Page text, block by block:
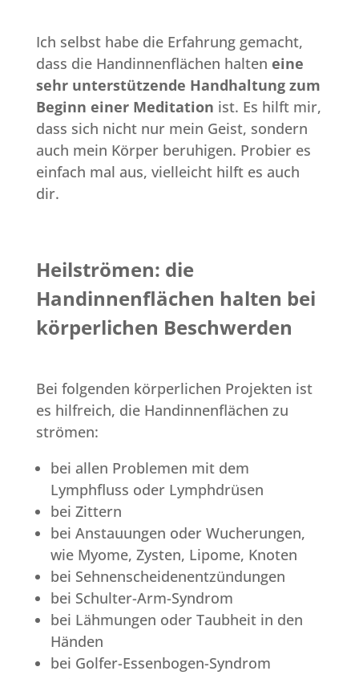
Ich selbst habe die Erfahrung gemacht,
dass die Handinnenflächen halten eine
sehr unterstützende Handhaltung zum
Beginn einer Meditation ist. Es hilft mir,
dass sich nicht nur mein Geist, sondern
auch mein Körper beruhigen. Probier es
einfach mal aus, vielleicht hilft es auch
dir.
Heilströmen: die
Handinnenflächen halten bei
körperlichen Beschwerden
Bei folgenden körperlichen Projekten ist
es hilfreich, die Handinnenflächen zu
strömen:
bei allen Problemen mit dem
Lymphfluss oder Lymphdrüsen
bei Zittern
bei Anstauungen oder Wucherungen,
wie Myome, Zysten, Lipome, Knoten
bei Sehnenscheidenentzündungen
bei Schulter-Arm-Syndrom
bei Lähmungen oder Taubheit in den
Händen
bei Golfer-Essenbogen-Syndrom